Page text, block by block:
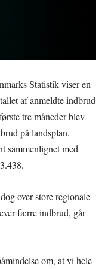
Statistik viser en
af anmeldte indbrud
tre måneder blev
på landsplan,
sammenlignet med
over store regionale
færre indbrud, går
om, at vi hele